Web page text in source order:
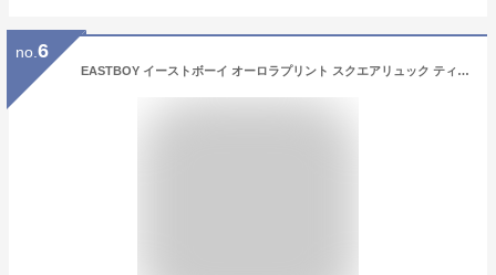
no. 6
EASTBOY イーストボーイ オーロラプリント スクエアリュック ティーンズ 女の子 ジュニア 大学生 高校生 中学生 通学 通勤 リュック リュックサック 鞄 かばん 通学鞄 通学リュック 学校 旅行 修学旅行 部活動 合宿